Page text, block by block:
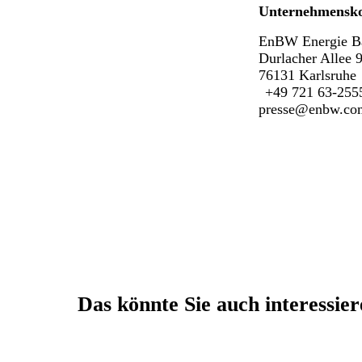
EnBW Energie
Durlacher Allee
76131 Karlsruhe
+49 721 63-
Das könnte Sie auch